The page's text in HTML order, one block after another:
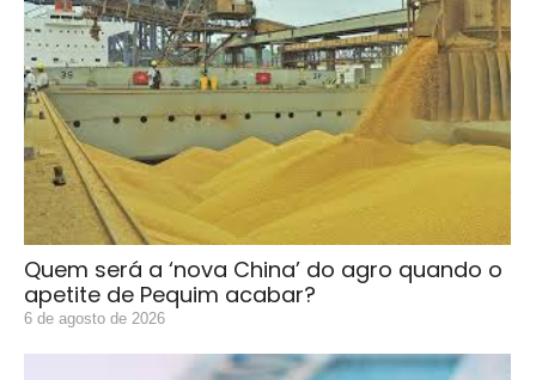
Quem será a ‘nova China’ do agro quando o
apetite de Pequim acabar?
6 de agosto de 2026